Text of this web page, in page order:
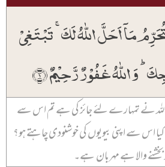
مَاۤ اَحَلَّ اللّٰہُ لَکَ ۚ تَبۡتَغِیۡ
وَ اللّٰہُ غَفُوۡرٌ رَّحِیۡمٌ ﴿۱﴾
نے تمہارے لئے جائز کی ہے تم اس سے
اس سے اپنی بیویوں کی خوشنودی چاہتے ہو؟
بخشنے والا ہے مہربان ہے۔